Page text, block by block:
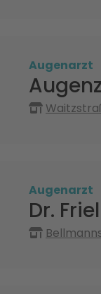
Augenarzt
Augenarzt
Dr.